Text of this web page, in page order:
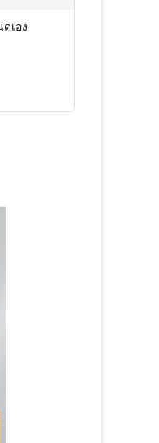
เอง